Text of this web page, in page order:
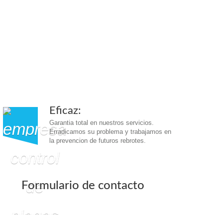
Eficaz:
Garantia total en nuestros servicios.
Erradicamos su problema y trabajamos en
la prevencion de futuros rebrotes.
Formulario de contacto